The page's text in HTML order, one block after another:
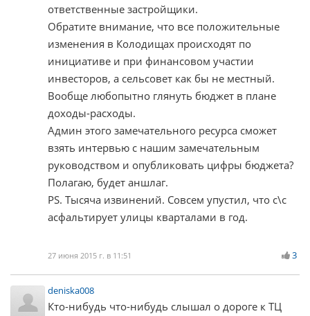
ответственные застройщики.
Обратите внимание, что все положительные
изменения в Колодищах происходят по
инициативе и при финансовом участии
инвесторов, а сельсовет как бы не местный.
Вообще любопытно глянуть бюджет в плане
доходы-расходы.
Админ этого замечательного ресурса сможет
взять интервью с нашим замечательным
руководством и опубликовать цифры бюджета?
Полагаю, будет аншлаг.
PS. Тысяча извинений. Совсем упустил, что с\с
асфальтирует улицы кварталами в год.
27 июня 2015 г. в 11:51 3
deniska008
Кто-нибудь что-нибудь слышал о дороге к ТЦ